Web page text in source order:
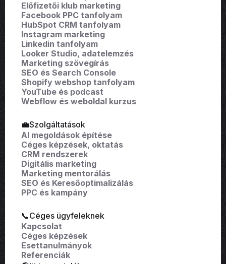
Előfizetői klub marketing
Facebook PPC tanfolyam
HubSpot CRM tanfolyam
Instagram marketing
Linkedin tanfolyam
Looker Studio, adatelemzés
Marketing szövegírás
SEO és Search Console
Shopify webshop tanfolyam
YouTube és podcast
Webflow és weboldal kurzus
💼Szolgáltatások
AI megoldások építése
Céges képzések, oktatás
CRM rendszerek
Digitális marketing
Marketing mentorálás
SEO és Keresőoptimalizálás
PPC és kampány
📞Céges ügyfeleknek
Kapcsolat
Céges képzések
Esettanulmányok
Referenciák